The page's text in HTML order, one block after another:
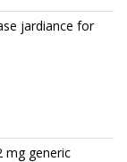
jardiance for
mg generic